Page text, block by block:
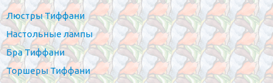
Люстры Тиффани
Настольные лампы
Бра Тиффани
Торшеры Тиффани